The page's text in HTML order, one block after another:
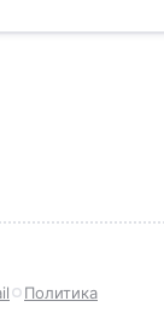
Политика